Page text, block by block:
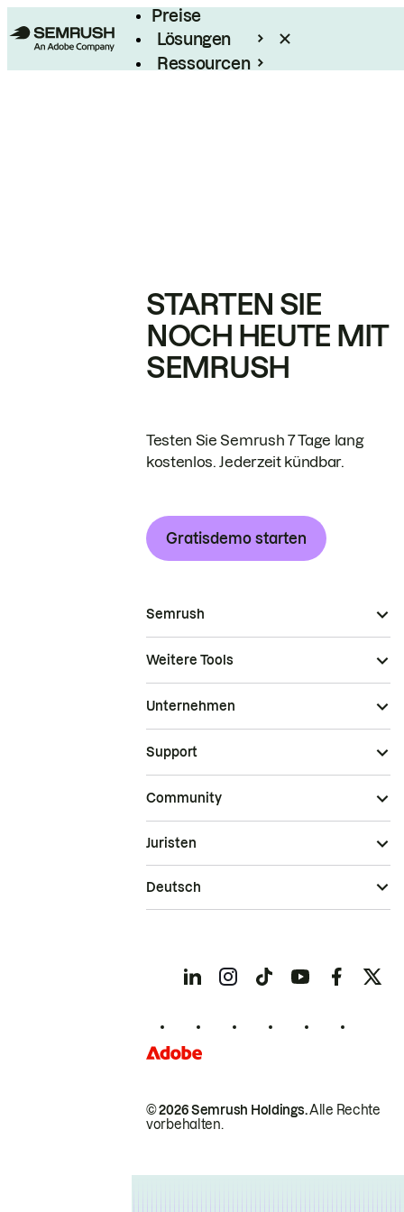
Preise
Lösungen
Ressourcen
STARTEN SIE
NOCH HEUTE MIT
SEMRUSH
Testen Sie Semrush 7 Tage lang
kostenlos. Jederzeit kündbar.
Gratisdemo starten
Semrush
Weitere Tools
Unternehmen
Support
Community
© 2026 Semrush Holdings.Alle Rechte
vorbehalten.
Juristen
Deutsch